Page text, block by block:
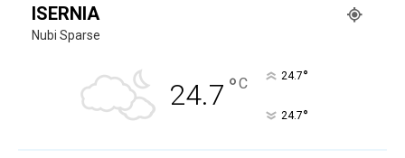
ISERNIA
Nubi Sparse
24.7 °C 24.7°
24.7°